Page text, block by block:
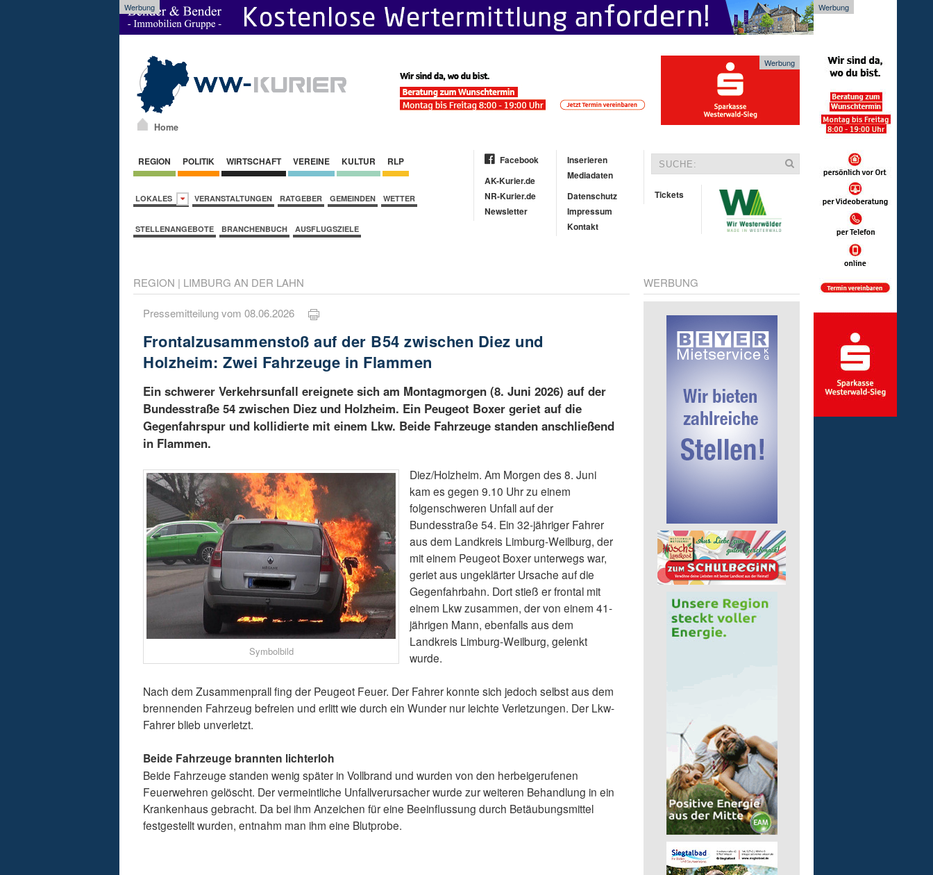
Werbung Werbung
Home
Werbung
REGION POLITIK WIRTSCHAFT VEREINE KULTUR RLP
LOKALES VERANSTALTUNGEN RATGEBER GEMEINDEN WETTER
STELLENANGEBOTE BRANCHENBUCH AUSFLUGSZIELE
Facebook
AK-Kurier.de
NR-Kurier.de
Newsletter
Inserieren
Mediadaten
Datenschutz
Impressum
Kontakt
Tickets
REGION | LIMBURG AN DER LAHN
Pressemitteilung vom 08.06.2026
Frontalzusammenstoß auf der B54 zwischen Diez und
Holzheim: Zwei Fahrzeuge in Flammen
Ein schwerer Verkehrsunfall ereignete sich am Montagmorgen (8. Juni 2026) auf der
Bundesstraße 54 zwischen Diez und Holzheim. Ein Peugeot Boxer geriet auf die
Gegenfahrspur und kollidierte mit einem Lkw. Beide Fahrzeuge standen anschließend
in Flammen.
Symbolbild
Diez/Holzheim. Am Morgen des 8. Juni
kam es gegen 9.10 Uhr zu einem
folgenschweren Unfall auf der
Bundesstraße 54. Ein 32-jähriger Fahrer
aus dem Landkreis Limburg-Weilburg, der
mit einem Peugeot Boxer unterwegs war,
geriet aus ungeklärter Ursache auf die
Gegenfahrbahn. Dort stieß er frontal mit
einem Lkw zusammen, der von einem 41-
jährigen Mann, ebenfalls aus dem
Landkreis Limburg-Weilburg, gelenkt
wurde.
Nach dem Zusammenprall fing der Peugeot Feuer. Der Fahrer konnte sich jedoch selbst aus dem
brennenden Fahrzeug befreien und erlitt wie durch ein Wunder nur leichte Verletzungen. Der Lkw-
Fahrer blieb unverletzt.
Beide Fahrzeuge brannten lichterloh
Beide Fahrzeuge standen wenig später in Vollbrand und wurden von den herbeigerufenen
Feuerwehren gelöscht. Der vermeintliche Unfallverursacher wurde zur weiteren Behandlung in ein
Krankenhaus gebracht. Da bei ihm Anzeichen für eine Beeinflussung durch Betäubungsmittel
festgestellt wurden, entnahm man ihm eine Blutprobe.
WERBUNG